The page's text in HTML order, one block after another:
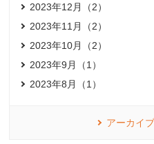
2023年12月（2）
2023年11月（2）
2023年10月（2）
2023年9月（1）
2023年8月（1）
アーカイ